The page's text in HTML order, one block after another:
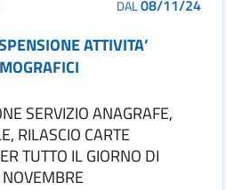
DAL08/11/24
ATTIVITA’
SERVIZIO ANAGRAFE,
RILASCIO CARTE
TUTTO IL GIORNO DI